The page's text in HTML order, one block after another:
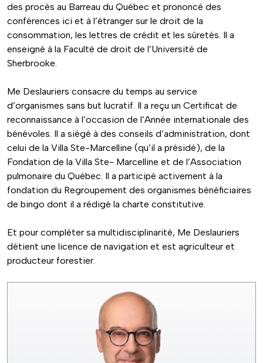
des procès au Barreau du Québec et prononcé des
conférences ici et à l’étranger sur le droit de la
consommation, les lettres de crédit et les sûretés. Il a
enseigné à la Faculté de droit de l’Université de
Sherbrooke.
Me Deslauriers consacre du temps au service
d’organismes sans but lucratif. Il a reçu un Certificat de
reconnaissance à l’occasion de l’Année internationale des
bénévoles. Il a siégé à des conseils d’administration, dont
celui de la Villa Ste-Marcelline (qu’il a présidé), de la
Fondation de la Villa Ste- Marcelline et de l’Association
pulmonaire du Québec. Il a participé activement à la
fondation du Regroupement des organismes bénéficiaires
de bingo dont il a rédigé la charte constitutive.
Et pour compléter sa multidisciplinarité, Me Deslauriers
détient une licence de navigation et est agriculteur et
producteur forestier.